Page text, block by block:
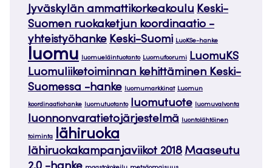
Jyväskylän ammattikorkeakoulu Keski-
Suomen ruokaketjun koordinaatio -
yhteistyöhanke Keski-Suomi LuoKSe-hanke
luomu luomueläintuotanto Luomufoorumi LuomuKS
Luomuliiketoiminnan kehittäminen Keski-
Suomessa -hanke
luomumarkkinat Luomun
koordinaatiohanke luomutuotanto luomutuote luomuvalvonta
luonnonvaratietojärjestelmä luontolähtöinen
toiminta lähiruoka
lähiruokakampanjaviikot 2018 Maaseutu